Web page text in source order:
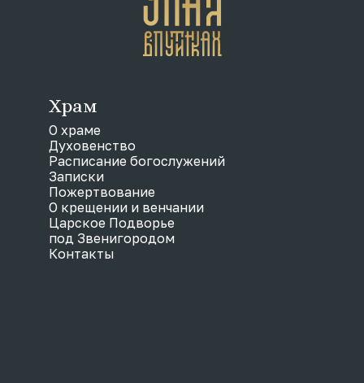
Храм
О храме
Духовенство
Расписание богослужений
Записки
Пожертвование
О крещении и венчании
Царское Подворье
под Звенигородом
Контакты